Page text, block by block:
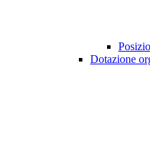
Dotazione